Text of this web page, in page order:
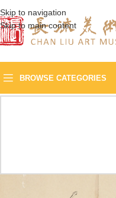
Skip to navigation
Skip to main content
BROWSE CATEGORIES